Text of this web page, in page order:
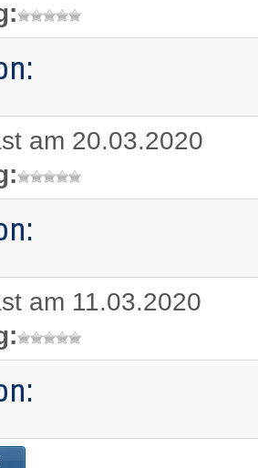
am 20.03.2020
am 11.03.2020